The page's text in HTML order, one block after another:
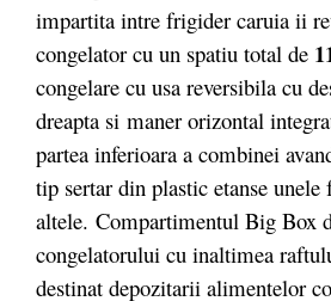
impartita intre frigider caruia ii
congelator cu un spatiu total de
congelare cu usa reversibila cu
dreapta si maner orizontal
partea inferioara a combinei
tip sertar din plastic etanse unele
altele. Compartimentul Big Box
congelatorului cu inaltimea
destinat depozitarii alimentelor